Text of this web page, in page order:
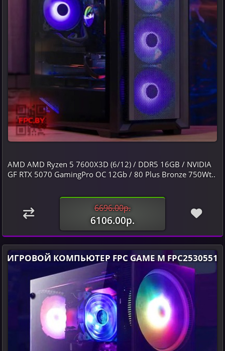
AMD AMD Ryzen 5 7600X3D (6/12) / DDR5 16GB / NVIDIA
GF RTX 5070 GamingPro OC 12Gb / 80 Plus Bronze 750Wt..
6696.00р.
6106.00р.
ИГРОВОЙ КОМПЬЮТЕР FPC GAME M FPC2530551